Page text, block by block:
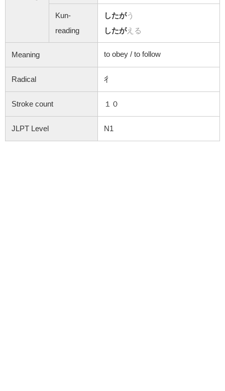
Kun-
reading
したがう
したがえる
Meaning to obey / to follow
Radical 彳
Stroke count １０
JLPT Level N1